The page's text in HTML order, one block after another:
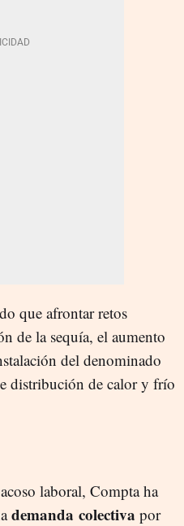
que afrontar retos
de la sequía, el aumento
del denominado
distribución de calor y frío
laboral, Compta ha
demanda colectiva por